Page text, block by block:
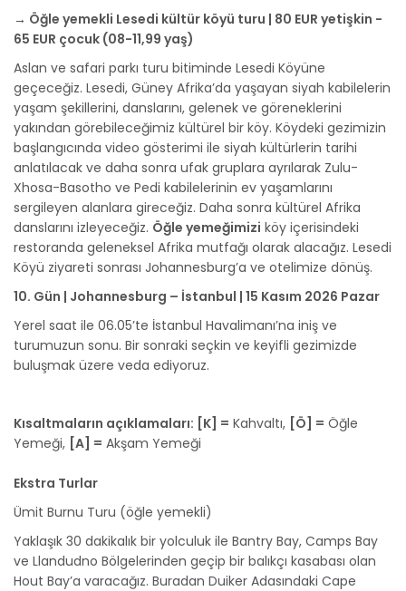
→ Öğle yemekli Lesedi kültür köyü turu | 80 EUR yetişkin -
65 EUR çocuk (08-11,99 yaş)
Aslan ve safari parkı turu bitiminde Lesedi Köyüne
geçeceğiz. Lesedi, Güney Afrika’da yaşayan siyah kabilelerin
yaşam şekillerini, danslarını, gelenek ve göreneklerini
yakından görebileceğimiz kültürel bir köy. Köydeki gezimizin
başlangıcında video gösterimi ile siyah kültürlerin tarihi
anlatılacak ve daha sonra ufak gruplara ayrılarak Zulu-
Xhosa-Basotho ve Pedi kabilelerinin ev yaşamlarını
sergileyen alanlara gireceğiz. Daha sonra kültürel Afrika
danslarını izleyeceğiz. Öğle yemeğimizi köy içerisindeki
restoranda geleneksel Afrika mutfağı olarak alacağız. Lesedi
Köyü ziyareti sonrası Johannesburg’a ve otelimize dönüş.
10. Gün | Johannesburg – İstanbul | 15 Kasım 2026 Pazar
Yerel saat ile 06.05’te İstanbul Havalimanı’na iniş ve
turumuzun sonu. Bir sonraki seçkin ve keyifli gezimizde
buluşmak üzere veda ediyoruz.
Kısaltmaların açıklamaları: [K] = Kahvaltı, [Ö] = Öğle
Yemeği, [A] = Akşam Yemeği
Ekstra Turlar
Ümit Burnu Turu (öğle yemekli)
Yaklaşık 30 dakikalık bir yolculuk ile Bantry Bay, Camps Bay
ve Llandudno Bölgelerinden geçip bir balıkçı kasabası olan
Hout Bay’a varacağız. Buradan Duiker Adasındaki Cape